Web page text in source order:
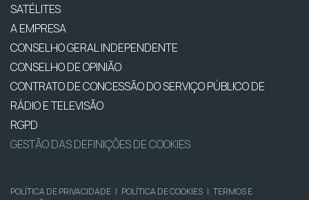
SATÉLITES
A EMPRESA
CONSELHO GERAL INDEPENDENTE
CONSELHO DE OPINIÃO
CONTRATO DE CONCESSÃO DO SERVIÇO PÚBLICO DE
RÁDIO E TELEVISÃO
RGPD
GESTÃO DAS DEFINIÇÕES DE COOKIES
POLÍTICA DE PRIVACIDADE | POLÍTICA DE COOKIES | TERMOS E